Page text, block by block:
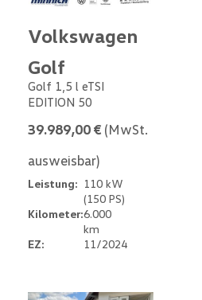
Volkswagen
Golf
Golf 1,5 l eTSI
EDITION 50
39.989,00 € (MwSt.
ausweisbar)
Leistung: 110 kW
(150 PS)
Kilometer:6.000
km
EZ:
11/2024